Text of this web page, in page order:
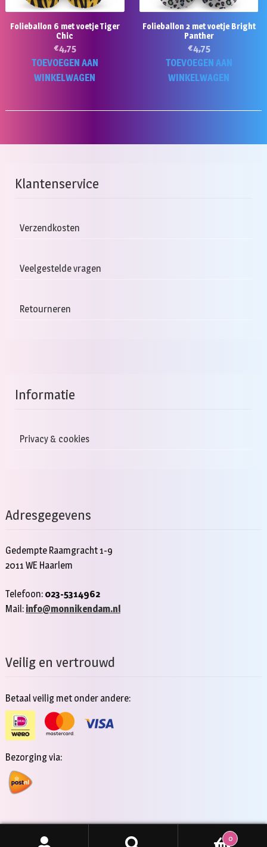
Folieballon 6 met voetje Tiger
Chic
€4,75
TOEVOEGEN AAN
WINKELWAGEN
Folieballon 2 met voetje Bright
Panther
€4,75
TOEVOEGEN AAN
WINKELWAGEN
Klantenservice
Verzendkosten
Veelgestelde vragen
Retourneren
Informatie
Privacy & cookies
Adresgegevens
Gedempte Raamgracht 1-9
2011 WE Haarlem
Telefoon: 023-5314962
Mail: info@monnikendam.nl
Veilig en vertrouwd
Betaal veilig met onder andere:
Bezorging via:
0